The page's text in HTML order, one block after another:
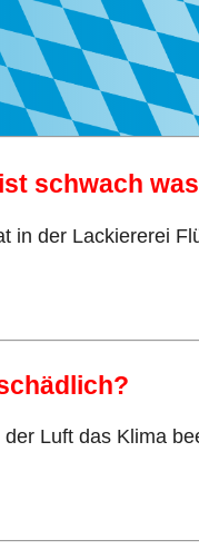
schwach
der Lackiererei
Luft das Klima